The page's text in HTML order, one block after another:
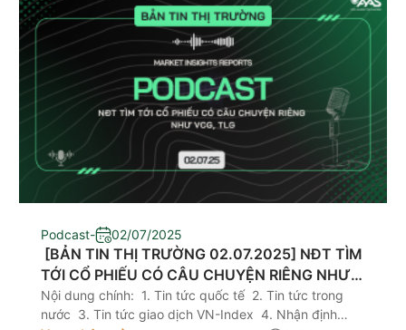
Podcast- 02/07/2025
​ [BẢN TIN THỊ TRƯỜNG 02.07.2025] NĐT TÌM
TỚI CỔ PHIẾU CÓ CÂU CHUYỆN RIÊNG NHƯ
VCG, TLG
Nội dung chính: 1. Tin tức quốc tế 2. Tin tức trong
nước 3. Tin tức giao dịch VN-Index 4. Nhận định